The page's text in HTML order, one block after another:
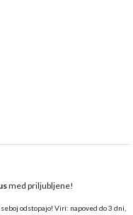
med priljubljene!
odstopajo! Viri: napoved do 3 dni,